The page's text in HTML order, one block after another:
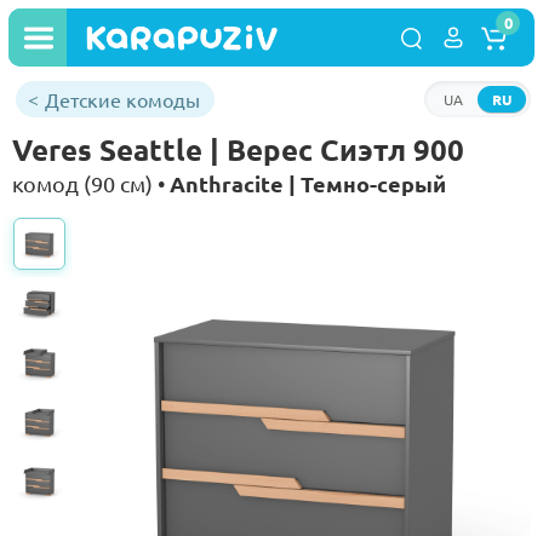
RU
UA
0
Детские комоды
Veres Seattle | Верес Сиэтл 900
комод (90 см) •Anthracite | Темно-серый